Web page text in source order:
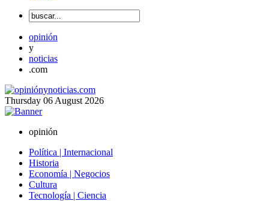
opinión
y
noticias
.com
Thursday 06 August 2026
opinión
Política | Internacional
Historia
Economía | Negocios
Cultura
Tecnología | Ciencia